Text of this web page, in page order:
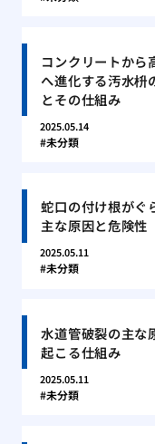
コンクリートから
へ進化する汚水枡
とその仕組み
2025.05.14
未分類
蛇口の付け根がぐ
主な原因と危険性
2025.05.11
未分類
水道管破裂の主な
起こる仕組み
2025.05.11
未分類